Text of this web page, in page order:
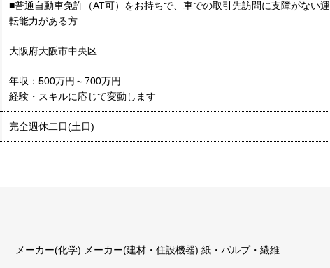
■普通自動車免許（AT可）をお持ちで、車での取引先訪問に支障がない運
転能力がある方
大阪府大阪市中央区
年収：500万円～700万円
経験・スキルに応じて変動します
完全週休二日(土日)
メーカー(化学) メーカー(建材・住設機器) 紙・パルプ・繊維